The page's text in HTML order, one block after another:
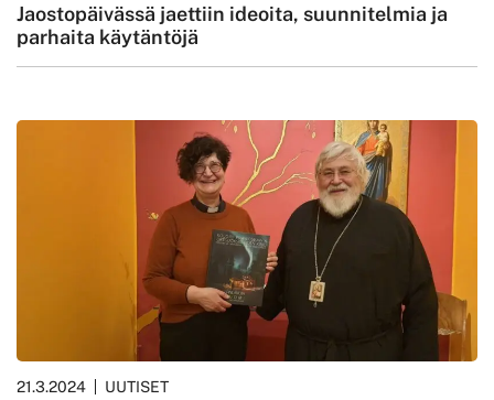
Jaostopäivässä jaettiin ideoita, suunnitelmia ja
parhaita käytäntöjä
21.3.2024 UUTISET